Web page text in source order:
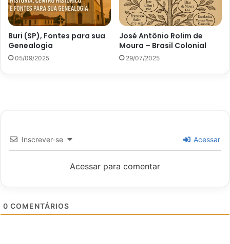
Buri (SP), Fontes para sua
Genealogia
05/09/2025
José Antônio Rolim de
Moura – Brasil Colonial
29/07/2025
Inscrever-se Acessar
Acessar para comentar
0 COMENTÁRIOS